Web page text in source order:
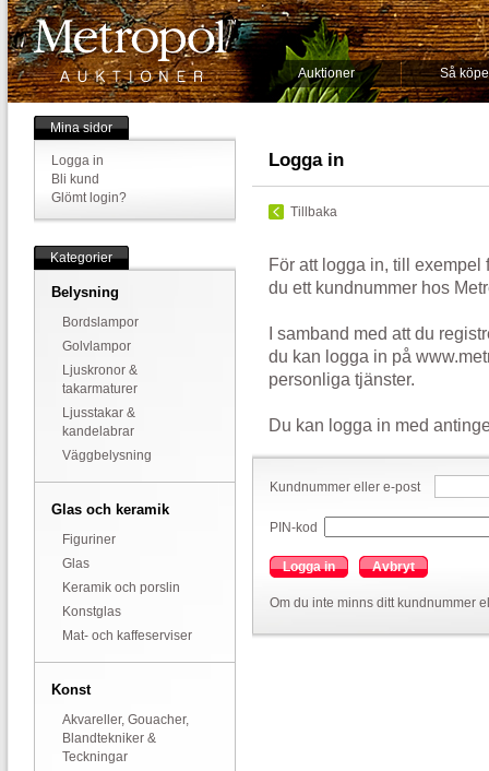
Auktioner Så
Mina sidor
Logga in
Bli kund
Glömt login?
Kategorier
Belysning
Bordslampor
Golvlampor
Ljuskronor &
takarmaturer
Ljusstakar &
kandelabrar
Väggbelysning
Glas och keramik
Figuriner
Glas
Keramik och porslin
Konstglas
Mat- och kaffeserviser
Konst
Akvareller, Gouacher,
Blandtekniker &
Teckningar
Logga in
Tillbaka
För att logga in, till exempel
du ett kundnummer hos
I samband med att du
du kan logga in på
personliga tjänster.
Du kan logga in med
Kundnummer eller e-post
PIN-kod
Logga in Avbryt
Om du inte minns ditt kundnummer